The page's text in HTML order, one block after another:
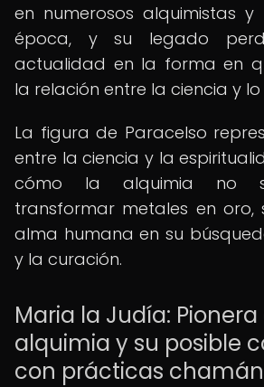
en numerosos alquimistas
época, y su legado
actualidad en la forma en
la relación entre la ciencia y lo
La figura de Paracelso
entre la ciencia y la
cómo la alquimia no
transformar metales en oro,
alma humana en su
y la curación.
Maria la Judía:
alquimia y su posible
con prácticas